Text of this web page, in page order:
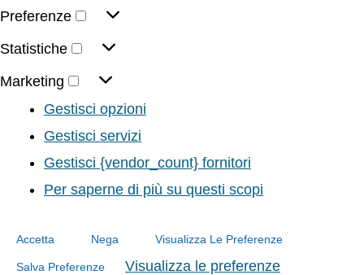
Preferenze
Statistiche
Marketing
Gestisci opzioni
Gestisci servizi
Gestisci {vendor_count} fornitori
Per saperne di più su questi scopi
Accetta Nega Visualizza Le Preferenze
Salva Preferenze
Visualizza le preferenze